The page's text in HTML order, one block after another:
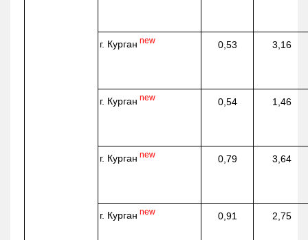
г. Курган new 0,53 3,16
г. Курган new 0,54 1,46
г. Курган new 0,79 3,64
г. Курган new 0,91 2,75